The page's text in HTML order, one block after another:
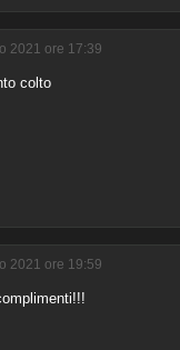
2021 ore 17:39
colto
2021 ore 19:59